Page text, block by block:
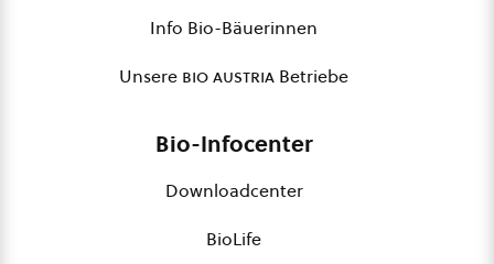
Info Bio-Bäuerinnen
Unsere bio austria Betriebe
Bio-Infocenter
Downloadcenter
BioLife